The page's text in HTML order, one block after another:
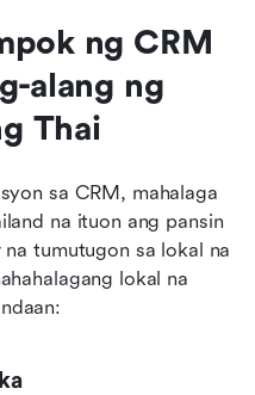
ng CRM
alang ng
Thai
sa CRM, mahalaga
na ituon ang pansin
tumutugon sa lokal na
lokal na